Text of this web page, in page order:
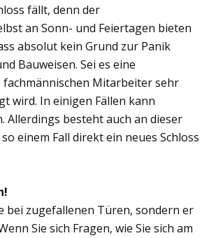
fällt, denn der
an Sonn- und Feiertagen bieten
absolut kein Grund zur Panik
Bauweisen. Sei es eine
Mitarbeiter sehr
wird. In einigen Fällen kann
Allerdings besteht auch an dieser
einem Fall direkt ein neues Schloss
bei zugefallenen Türen, sondern er
Sie sich Fragen, wie Sie sich am